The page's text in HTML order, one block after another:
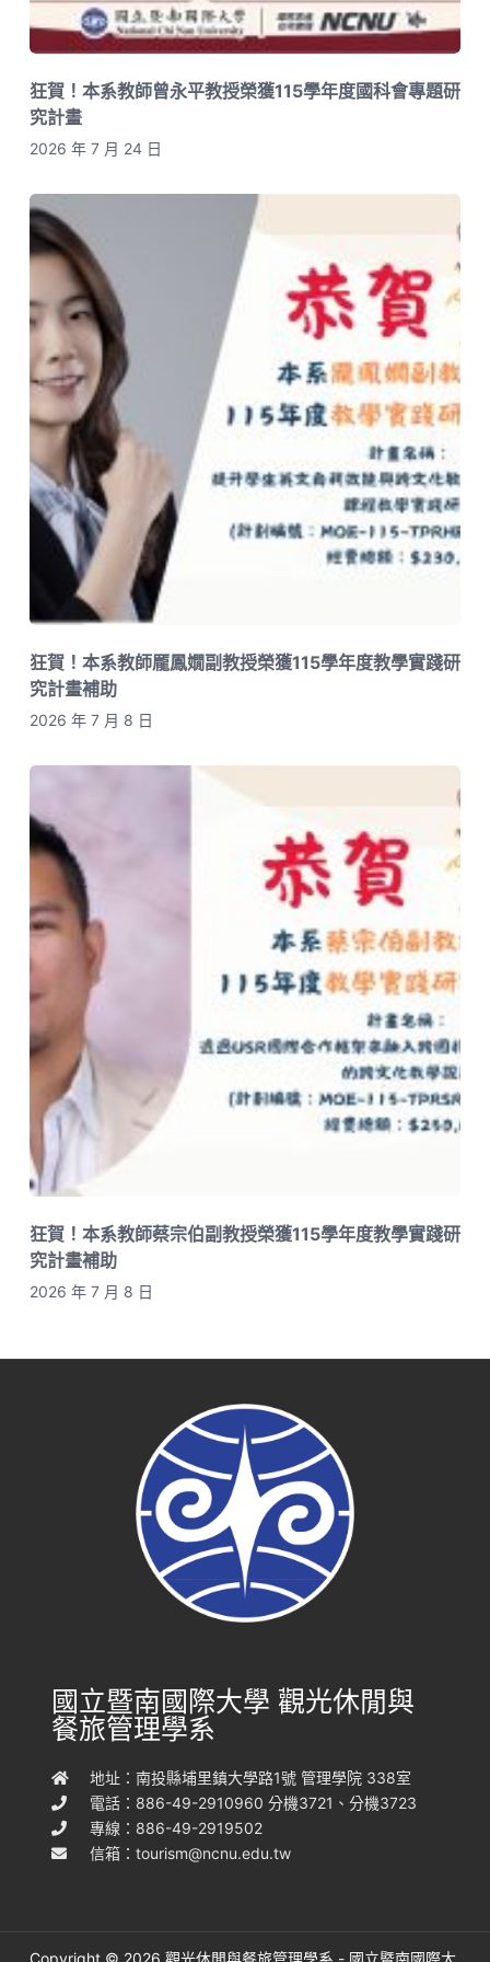
狂賀！本系教師曾永平教授榮獲115學年度國科會專題研
究計畫
2026 年 7 月 24 日
狂賀！本系教師龎鳳嫺副教授榮獲115學年度教學實踐研
究計畫補助
2026 年 7 月 8 日
狂賀！本系教師蔡宗伯副教授榮獲115學年度教學實踐研
究計畫補助
2026 年 7 月 8 日
國立暨南國際大學 觀光休閒與
餐旅管理學系
地址：南投縣埔里鎮大學路1號 管理學院 338室
電話：886-49-2910960 分機3721、分機3723
專線：886-49-2919502
信箱：tourism@ncnu.edu.tw